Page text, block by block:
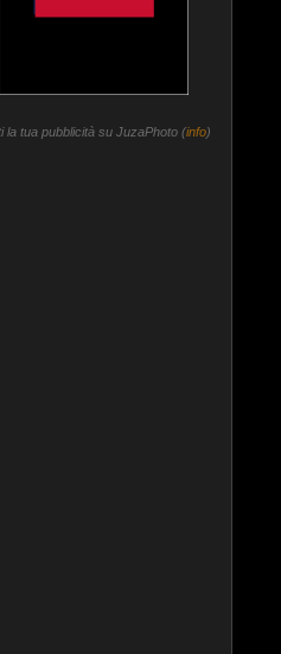
la tua pubblicità su JuzaPhoto (info)